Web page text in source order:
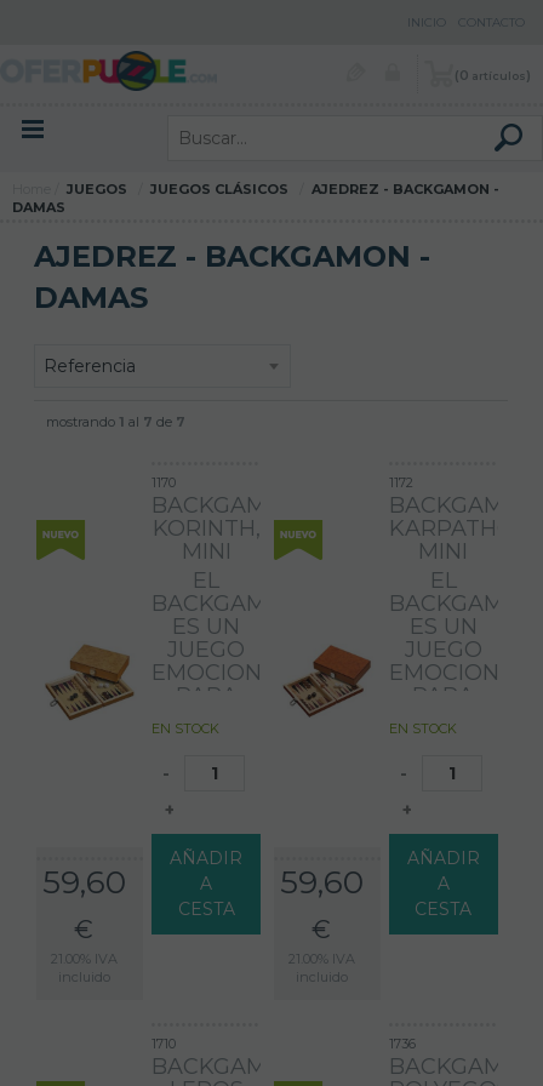
0 artículos
INICIO CONTACTO
Menú contenidos
Menú productos
JUEGOS JUEGOS CLÁSICOS
AJEDREZ - BACKGAMON -
DAMAS
AJEDREZ - BACKGAMON -
DAMAS
mostrando 1 al 7 de 7
59,60
€
21.00% IVA
incluido
1170
BACKGAMMON
KORINTH,
MINI
EL
BACKGAMMON
ES UN
JUEGO
EMOCIONANTE
PARA
DOS
PERSONAS.
TIENE
REGLAS
SENCILLAS
Y
PUEDES
EMPEZAR
TU
INMEDIATAMENTE.
CASSETTE,
1 DADO
EN STOCK
-
+
AÑADIR
A
CESTA
59,60
€
21.00% IVA
incluido
1172
KARPATHOS,
MINI
EL
ES UN
JUEGO
PARA
DOS
PERSONAS.
TIENE
REGLAS
SENCILLAS
Y
PUEDES
EMPEZAR
TU
1 DADO
DE
EN STOCK
-
+
AÑADIR
A
CESTA
1710
BACKGAMMON
1736